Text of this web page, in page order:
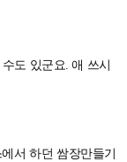
도 있군요. 애 쓰시
서 하던 쌈장만들기